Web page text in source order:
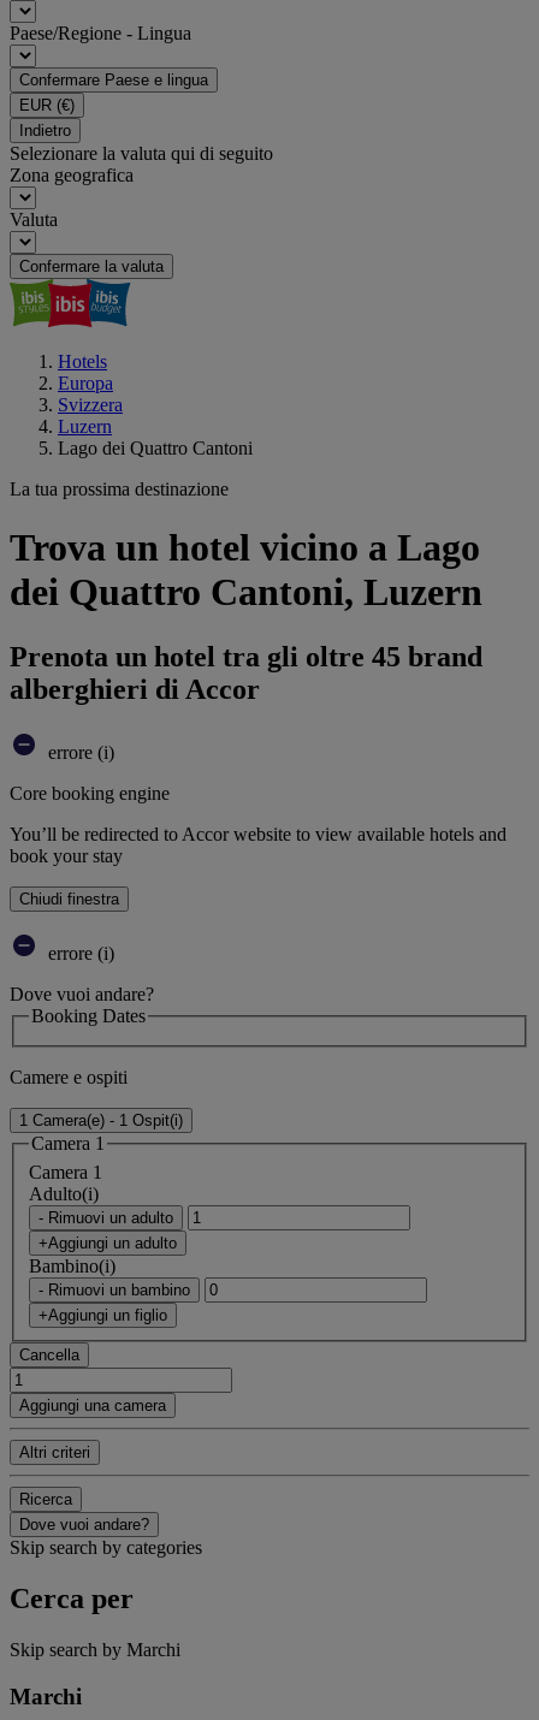
Paese/Regione - Lingua
Confermare Paese e lingua
EUR (€)
Indietro
Selezionare la valuta qui di seguito
Zona geografica
Valuta
Confermare la valuta
Hotels
Europa
Svizzera
Luzern
Lago dei Quattro Cantoni
La tua prossima destinazione
Trova un hotel vicino a Lago
dei Quattro Cantoni, Luzern
Prenota un hotel tra gli oltre 45 brand
alberghieri di Accor
errore (i)
Core booking engine
You’ll be redirected to Accor website to view available hotels and
book your stay
Chiudi finestra
errore (i)
Dove vuoi andare?
Booking Dates
Camere e ospiti
1 Camera(e) - 1 Ospit(i)
Camera 1
Camera 1
Adulto(i)
- Rimuovi un adulto
+Aggiungi un adulto
Bambino(i)
- Rimuovi un bambino
+Aggiungi un figlio
Cancella
Aggiungi una camera
Altri criteri
Ricerca
Dove vuoi andare?
Skip search by categories
Cerca per
Skip search by Marchi
Marchi